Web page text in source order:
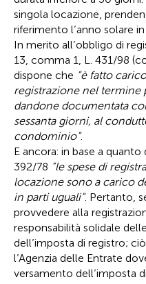
singola locazione,
riferimento l’anno solare
In merito all’obbligo di
13, comma 1, L. 431/98
dispone che “è fatto
registrazione nel termine
dandone documentata
sessanta giorni, al
condominio”.
E ancora: in base a quanto
392/78 “le spese di
locazione sono a carico
in parti uguali”. Pertanto,
provvedere alla
responsabilità solidale
dell’imposta di registro;
l’Agenzia delle Entrate
versamento dell’imposta